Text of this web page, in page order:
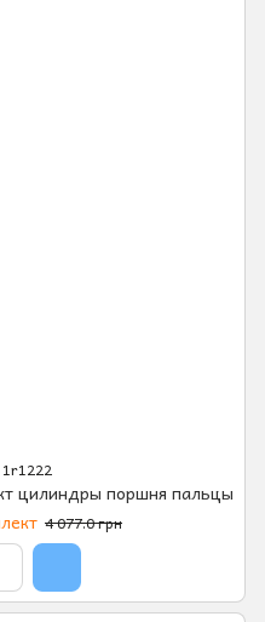
цилиндры поршня пальцы
4 077.0 грн